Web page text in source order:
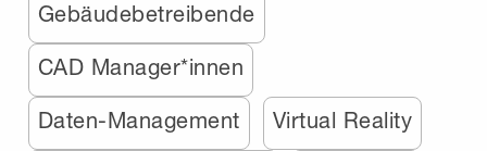
Gebäudebetreibende
CAD Manager*innen
Daten-Management Virtual Reality